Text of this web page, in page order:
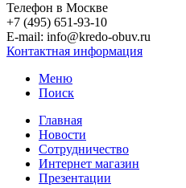
Телефон в Москве
+7 (495) 651-93-10
E-mail: info@kredo-obuv.ru
Контактная информация
Меню
Поиск
Главная
Новости
Сотрудничество
Интернет магазин
Презентации